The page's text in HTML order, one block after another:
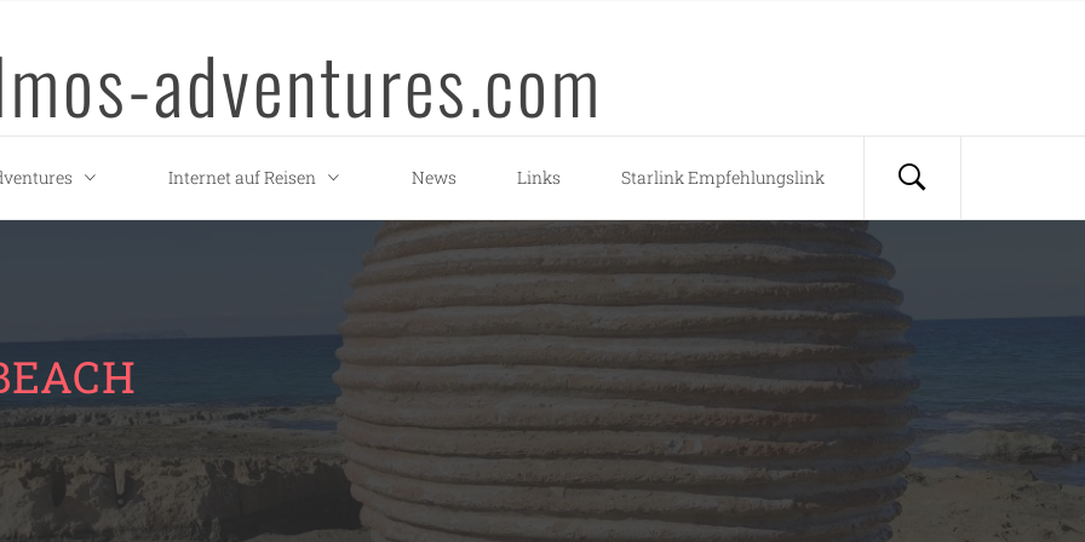
adventures.com
Internet auf Reisen News Links Starlink Empfehlungslink